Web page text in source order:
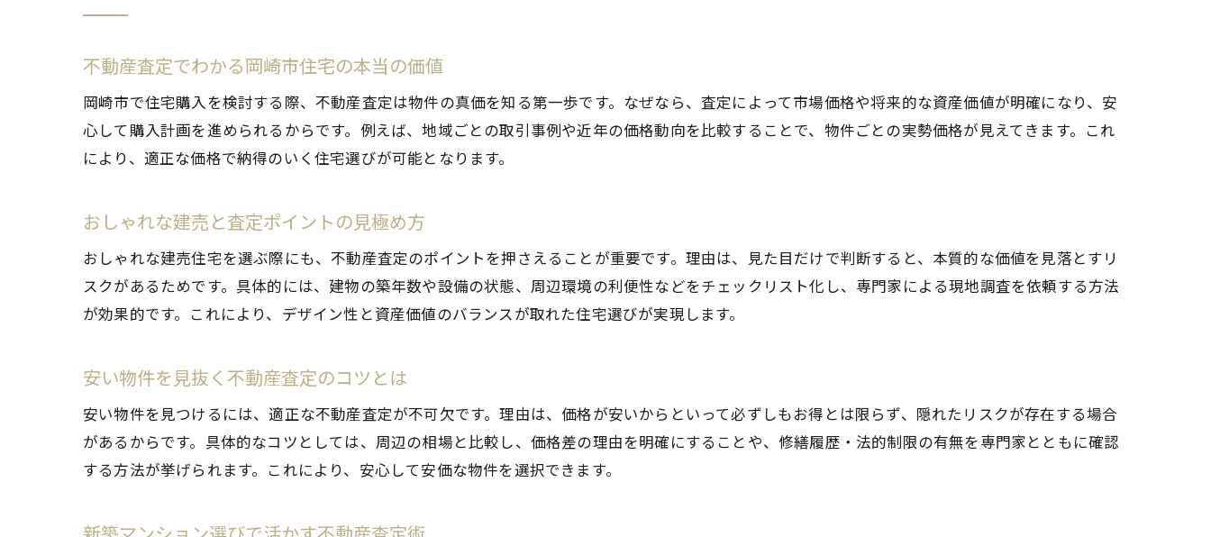
長く住み続けるための住環境と査定の重要性
快適な住環境と不動産査定の深い関係
長く住むための物件選びと査定の判断基準
住み替えも見据えた査定額の考え方
資産価値を守るための住宅管理と査定方法
不動産査定でわかる岡崎市住宅の本当の価値
岡崎市で住宅購入を検討する際、不動産査定は物件の真価を知る第一歩です。なぜなら、査定によって市場価格や将来的な資産価値が明確になり、安
心して購入計画を進められるからです。例えば、地域ごとの取引事例や近年の価格動向を比較することで、物件ごとの実勢価格が見えてきます。これ
により、適正な価格で納得のいく住宅選びが可能となります。
おしゃれな建売と査定ポイントの見極め方
おしゃれな建売住宅を選ぶ際にも、不動産査定のポイントを押さえることが重要です。理由は、見た目だけで判断すると、本質的な価値を見落とすリ
スクがあるためです。具体的には、建物の築年数や設備の状態、周辺環境の利便性などをチェックリスト化し、専門家による現地調査を依頼する方法
が効果的です。これにより、デザイン性と資産価値のバランスが取れた住宅選びが実現します。
安い物件を見抜く不動産査定のコツとは
安い物件を見つけるには、適正な不動産査定が不可欠です。理由は、価格が安いからといって必ずしもお得とは限らず、隠れたリスクが存在する場合
があるからです。具体的なコツとしては、周辺の相場と比較し、価格差の理由を明確にすることや、修繕履歴・法的制限の有無を専門家とともに確認
する方法が挙げられます。これにより、安心して安価な物件を選択できます。